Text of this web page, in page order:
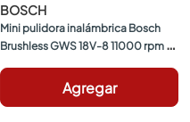
BOSCH
Mini pulidora inalámbrica Bosch
Brushless GWS 18V-8 11000 rpm
Agregar